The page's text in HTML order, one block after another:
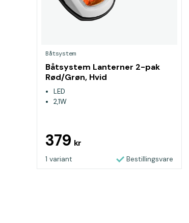
Båtsystem
Båtsystem Lanterner 2-pak
Rød/Grøn, Hvid
LED
2,1W
379 kr
1 variant Bestillingsvare